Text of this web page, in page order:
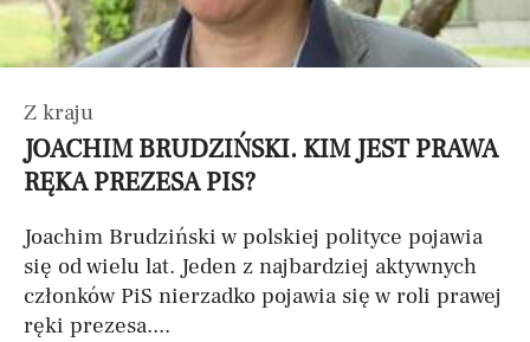
Z kraju
JOACHIM BRUDZIŃSKI. KIM JEST PRAWA
RĘKA PREZESA PIS?
Joachim Brudziński w polskiej polityce pojawia
się od wielu lat. Jeden z najbardziej aktywnych
członków PiS nierzadko pojawia się w roli prawej
ręki prezesa....